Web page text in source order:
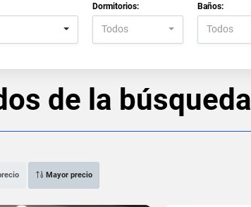
Dormitorios:
Todos
Baños:
Todos
de la búsqueda
Mayor precio